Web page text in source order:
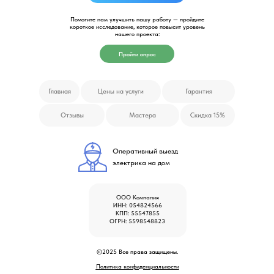
Главная
Помогите нам улучшить нашу работу — пройдите
короткое исследование, которое повысит уровень
нашего проекта:
Пройти опрос
Цены на услуги Гарантия
Отзывы Мастера Скидка 15%
©2025 Все права защищены.
Политика конфиденциальности
ООО Компания
ИНН: 054824566
КПП: 55547855
ОГРН: 5598548823
Оперативный выезд
электрика на дом